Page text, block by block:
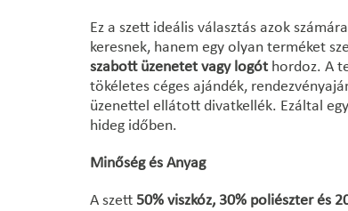
Ez a szett ideális választás azok
keresnek, hanem egy olyan terméket
szabott üzenetet vagy logóthordoz. A
tökéletes céges ajándék,
üzenettel ellátott divatkellék. Ezáltal
hideg időben.
Minőség és Anyag
A szett 50% viszkóz, 30% poliészter és